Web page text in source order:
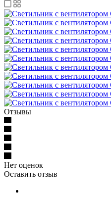
Отзывы
Нет оценок
Оставить отзыв